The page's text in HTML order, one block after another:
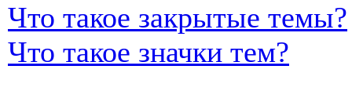
Что такое закрытые темы?
Что такое значки тем?